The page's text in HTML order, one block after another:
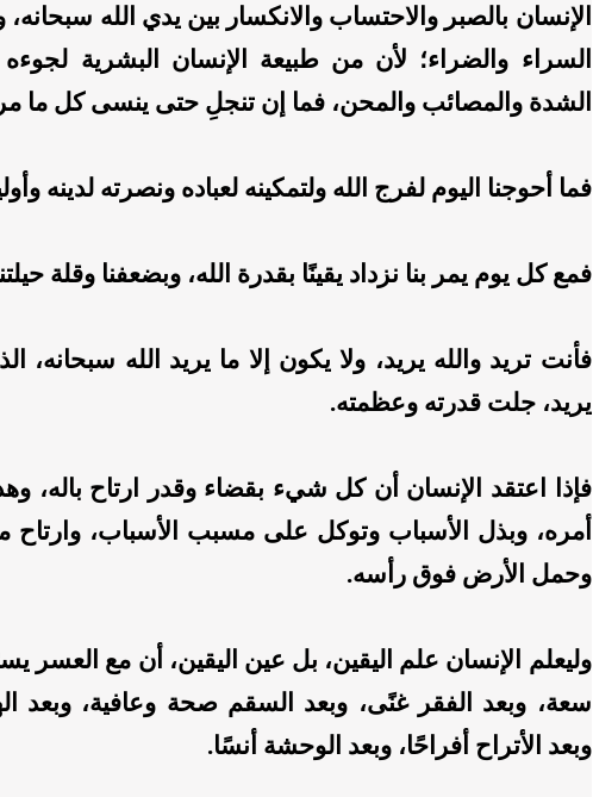
الإنسان بالصبر والاحتساب والانكسار بين يدي الله سبحانه،
السراء والضراء؛ لأن من طبيعة الإنسان البشرية
الشدة والمصائب والمحن، فما إن تنجلِ حتى ينسى كل ما
​فما أحوجنا اليوم لفرج الله ولتمكينه لعباده ونصرته لدينه
فمع كل يوم يمر بنا نزداد يقينًا بقدرة الله، وبضعفنا وقلة
فأنت تريد والله يريد، ولا يكون إلا ما يريد الله سبحانه،
يريد، جلت قدرته وعظمته.
​فإذا اعتقد الإنسان أن كل شيء بقضاء وقدر ارتاح باله،
أمره، وبذل الأسباب وتوكل على مسبب الأسباب، وارتاح
وحمل الأرض فوق رأسه.
وليعلم الإنسان علم اليقين، بل عين اليقين، أن مع العسر
سعة، وبعد الفقر غنًى، وبعد السقم صحة وعافية، وبعد
وبعد الأتراح أفراحًا، وبعد الوحشة أنسًا.